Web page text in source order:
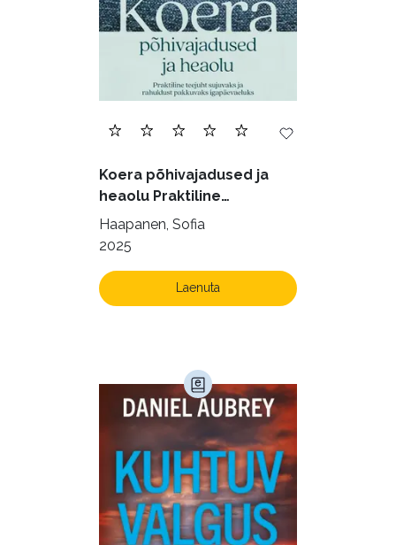
Filosoofia (146)
Geograafia (65)
Haridus (20)
Ilukirjandus (4257)
Krimi ja põnevik (1285)
Kultuur ja teadus (45)
Kunst ja looming (86)
Laste- ja noortekirjandus (580)
Maamajandus (24)
Majandus (34)
Perioodika (15)
Psühholoogia (184)
Rahandus (47)
Religioon (107)
Siseturvalisus (34)
Sport (52)
Koera põhivajadused ja
heaolu Praktiline
käsiraamat sujuvaks ja
rahuldust pakkuvaks
Haapanen, Sofia
2025
Laenuta